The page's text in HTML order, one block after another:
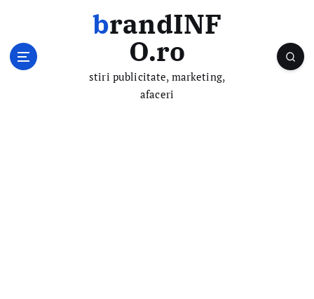
brandINF
O.ro
stiri publicitate, marketing,
afaceri